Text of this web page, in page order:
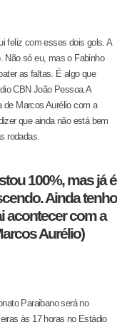
feliz com esses dois gols. A
Não só eu, mas o Fabinho
as faltas. É algo que
CBN João Pessoa.A
de Marcos Aurélio com a
que ainda não está bem
rodadas.
100%, mas já é
Ainda tenho
acontecer com a
Aurélio)
Paraibano será no
às 17 horas no Estádio